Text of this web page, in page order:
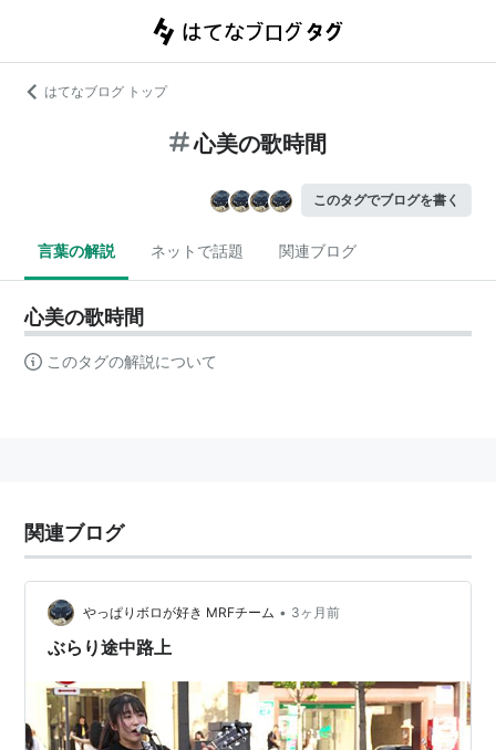
はてなブログ トップ
心美の歌時間
このタグでブログを書く
言葉の解説 ネットで話題 関連ブログ
心美の歌時間
このタグの解説について
関連ブログ
やっぱりボロが好き MRFチーム • 3ヶ月前
ぶらり途中路上